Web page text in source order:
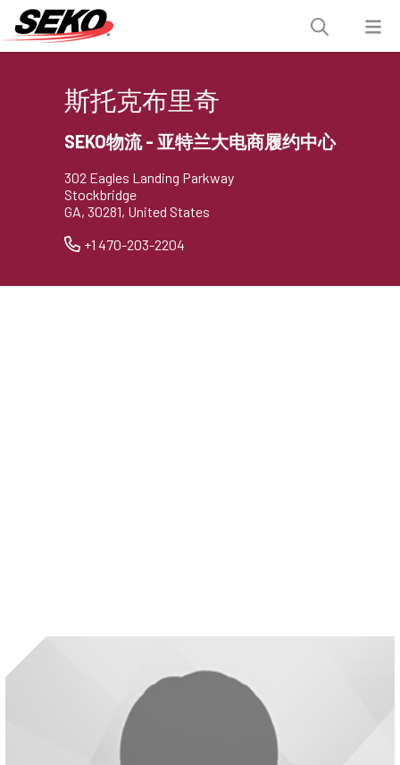
斯托克布里奇
SEKO物流 - 亚特兰大电商履约中心
302 Eagles Landing Parkway
Stockbridge
GA, 30281, United States
+1 470-203-2204